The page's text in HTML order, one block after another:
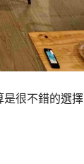
很不錯的選